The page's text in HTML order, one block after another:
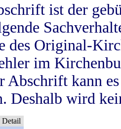
ist der
des Original-
im
Abschrift kann
Deshalb wird
Detail